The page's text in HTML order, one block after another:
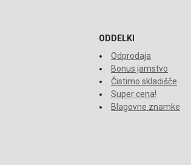
ODDELKI
Odprodaja
Bonus jamstvo
Čistimo skladišče
Super cena!
Blagovne znamke